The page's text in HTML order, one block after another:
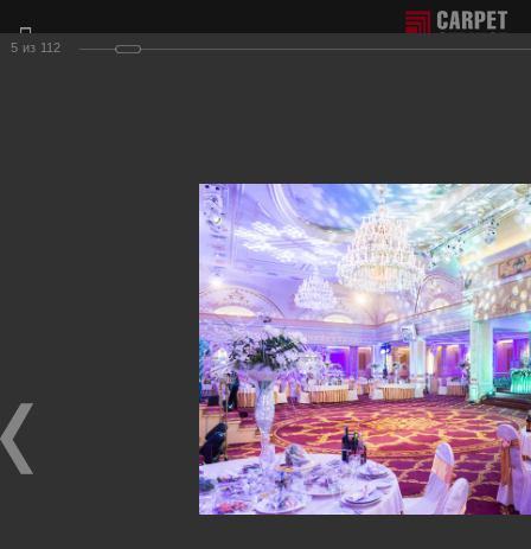
Фотогалерея наших работ по настилу ковролина.
Для получения более подробной информации о нашей
продукции и услугах, пожалуйста, обращайтесь к нашим
менеджерам, которые с радостью ответят на любые
Ваши вопросы и приедут к Вам для демонстрации
образцов ковровых покрытий.
Рестораны, клубы
Фотографии настила
в ресторанах, клубах, развлекательных центрах.
Ресторан и бильярд
5 из 112